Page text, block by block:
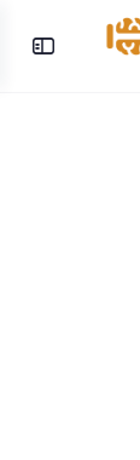
Toggle